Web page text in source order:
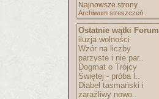
Najnowsze strony..
Archiwum streszczeń..
Ostatnie wątki Forum
iluzja wolności
Wzór na liczby
parzyste i nie par..
Dogmat o Trójcy
Świętej - próba l..
Diabeł tasmański i
zaraźliwy nowo..